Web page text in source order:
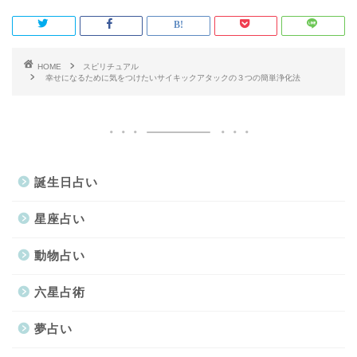
HOME
スピリチュアル
幸せになるために気をつけたいサイキックアタックの３つの簡単浄化法
誕生日占い
星座占い
動物占い
六星占術
夢占い